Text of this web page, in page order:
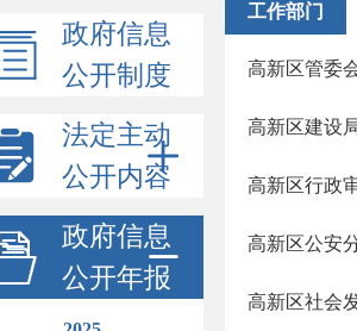
政府信息
公开制度
法定主动
公开内容
政府信息
公开年报
工作部门
高新区管委
高新区建设
高新区行政
高新区公安
高新区社会